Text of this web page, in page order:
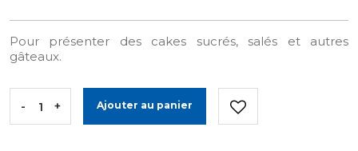
Pour présenter des cakes sucrés, salés et autres
gâteaux.
- + Ajouter au panier